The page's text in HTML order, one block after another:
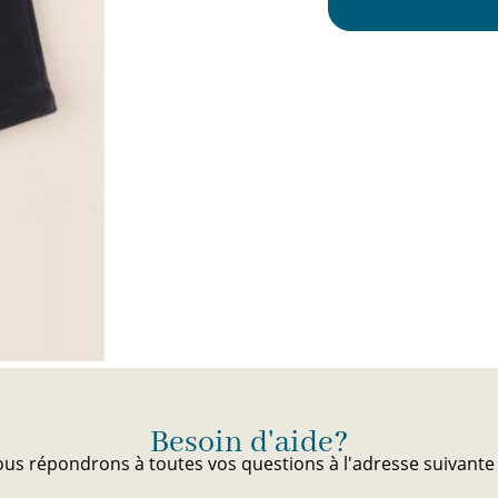
Besoin d'aide?
répondrons à toutes vos questions à l'adresse suivante